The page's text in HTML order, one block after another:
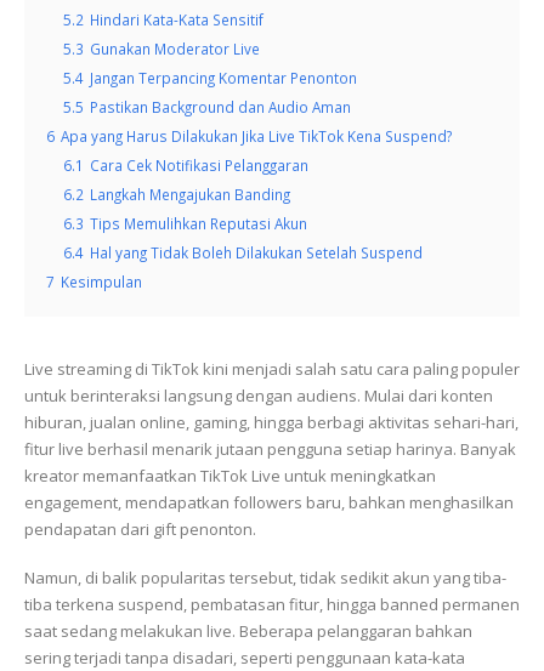
5.2 Hindari Kata-Kata Sensitif
5.3 Gunakan Moderator Live
5.4 Jangan Terpancing Komentar Penonton
5.5 Pastikan Background dan Audio Aman
6 Apa yang Harus Dilakukan Jika Live TikTok Kena Suspend?
6.1 Cara Cek Notifikasi Pelanggaran
6.2 Langkah Mengajukan Banding
6.3 Tips Memulihkan Reputasi Akun
6.4 Hal yang Tidak Boleh Dilakukan Setelah Suspend
7 Kesimpulan
Live streaming di TikTok kini menjadi salah satu cara paling populer
untuk berinteraksi langsung dengan audiens. Mulai dari konten
hiburan, jualan online, gaming, hingga berbagi aktivitas sehari-hari,
fitur live berhasil menarik jutaan pengguna setiap harinya. Banyak
kreator memanfaatkan TikTok Live untuk meningkatkan
engagement, mendapatkan followers baru, bahkan menghasilkan
pendapatan dari gift penonton.
Namun, di balik popularitas tersebut, tidak sedikit akun yang tiba-
tiba terkena suspend, pembatasan fitur, hingga banned permanen
saat sedang melakukan live. Beberapa pelanggaran bahkan
sering terjadi tanpa disadari, seperti penggunaan kata-kata